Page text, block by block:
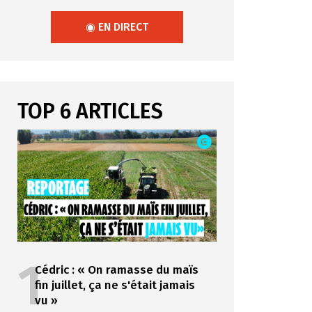
◉ EN DIRECT
TOP 6 ARTICLES
1Cédric : « On ramasse du maïs
fin juillet, ça ne s'était jamais
vu »